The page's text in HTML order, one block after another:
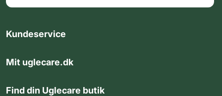
Kundeservice
Mit uglecare.dk
Find din Uglecare butik